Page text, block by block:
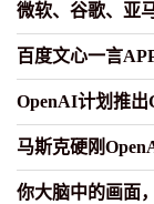
微软、谷歌、亚
百度文心一言
OpenAI计划推出
马斯克硬刚
你大脑中的画面